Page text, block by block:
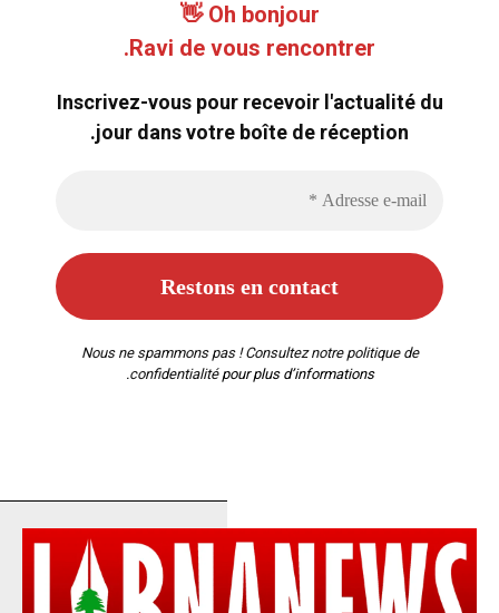
Oh bonjour 👋
Ravi de vous rencontrer.
Inscrivez-vous pour recevoir l'actualité du
jour dans votre boîte de réception.
Nous ne spammons pas ! Consultez notre politique de
confidentialitépour plus d’informations.